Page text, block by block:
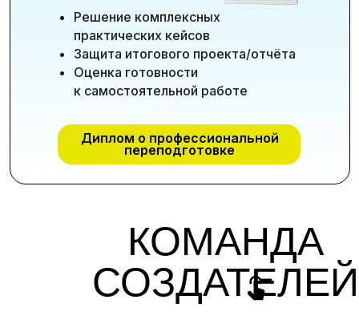
Решение комплексных
практических кейсов
Защита итогового проекта/отчёта
Оценка готовности
к самостоятельной работе
Диплом о профессиональной
переподготовке
КОМАНДА
СОЗДАТЕЛЕЙ